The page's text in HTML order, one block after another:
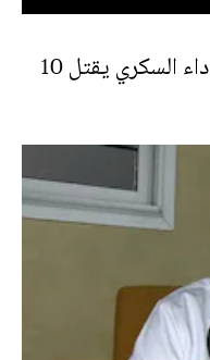
بالفيديو - صحتك في رمضان: داء السكري يقتل 10